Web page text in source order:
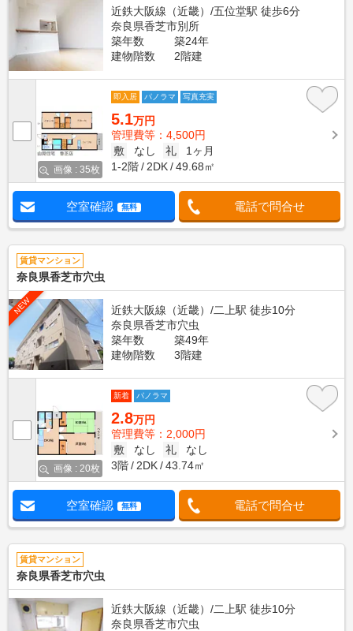
近鉄大阪線（近畿）/五位堂駅 徒歩6分
奈良県香芝市別所
築年数
築24年
建物階数
2階建
画像 : 35枚
即入居 パノラマ 写真充実
5.1万円
管理費等：4,500円
敷
なし 礼
1ヶ月
1-2階
2DK 49.68㎡
空室確認 無料 電話で問合せ
賃貸マンション
奈良県香芝市穴虫
NEW
近鉄大阪線（近畿）/二上駅 徒歩10分
奈良県香芝市穴虫
築年数
築49年
建物階数
3階建
画像 : 20枚
新着 パノラマ
2.8万円
管理費等：2,000円
敷
なし 礼
なし
3階
2DK 43.74㎡
空室確認 無料 電話で問合せ
賃貸マンション
奈良県香芝市穴虫
近鉄大阪線（近畿）/二上駅 徒歩10分
奈良県香芝市穴虫